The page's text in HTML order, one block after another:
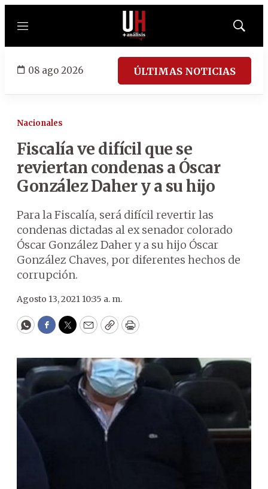
Menú
Mostrar
08 ago 2026 ÚLTIMAS NOTICIAS
Nacionales
Fiscalía ve difícil que se
reviertan condenas a Óscar
González Daher y a su hijo
Para la Fiscalía, será difícil revertir las
condenas dictadas al ex senador colorado
Óscar González Daher y a su hijo Óscar
González Chaves, por diferentes hechos de
corrupción.
Agosto 13, 2021 10:35 a. m.
WhatsApp
Facebook
Twitter
EmailCopyPrint